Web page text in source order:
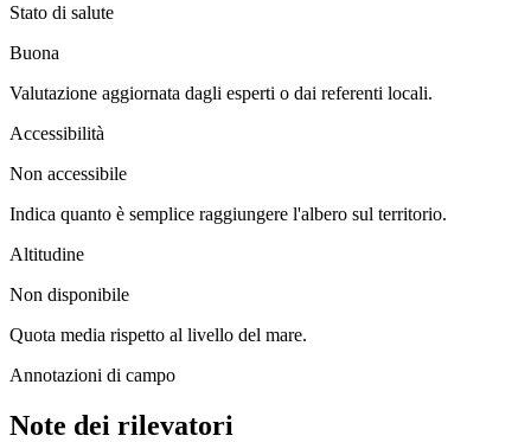
Stato di salute
Buona
Valutazione aggiornata dagli esperti o dai referenti locali.
Accessibilità
Non accessibile
Indica quanto è semplice raggiungere l'albero sul territorio.
Altitudine
Non disponibile
Quota media rispetto al livello del mare.
Annotazioni di campo
Note dei rilevatori